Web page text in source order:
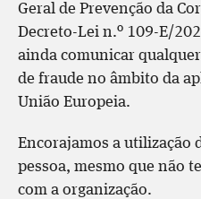
Geral de Prevenção da
Decreto-Lei n.º 109-E/
ainda comunicar
de fraude no âmbito da
União Europeia.
Encorajamos a utilização
pessoa, mesmo que não
com a organização.